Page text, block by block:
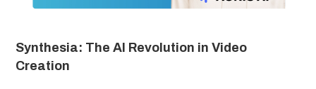
Synthesia: The AI Revolution in Video
Creation